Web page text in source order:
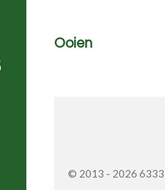
Ooien
© 2013 - 2026